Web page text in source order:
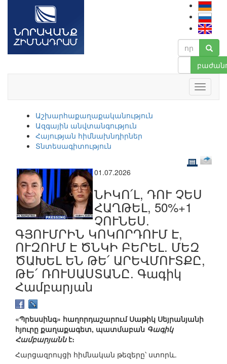
Աշխարհաքաղաքականություն
Ազգային անվտանգություն
Հայության հիմնախնդիրներ
Տնտեսագիտություն
01.07.2026
ՆԻԿՈ՛Լ, ԴՈՒ ՉԵՍ
ՀԱՂԹԵԼ, 50%+1
ՉՈՒՆԵՍ.
ԳՅՈՒՄՐԻՆ ԿՈԿՈՐԴՈՒՄ Է,
ՈՒԶՈՒՄ Է ԾՆԿԻ ԲԵՐԵԼ. ՄԵԶ
ԾԱԽԵԼ ԵՆ ԹԵ՛ ԱՐԵՎՄՈՒՏՔԸ,
ԹԵ՛ ՌՈՒՍԱՍՏԱՆԸ. Գագիկ
Համբարյան
«Պրեսսինգ» հաղորդաշարում Սաթիկ Սեյրանյանի
հյուրը քաղաքագետ, պատմաբան Գագիկ
Համբարյաննէ։
Հարցազրույցի հիմնական թեզերը՝ ստորև.